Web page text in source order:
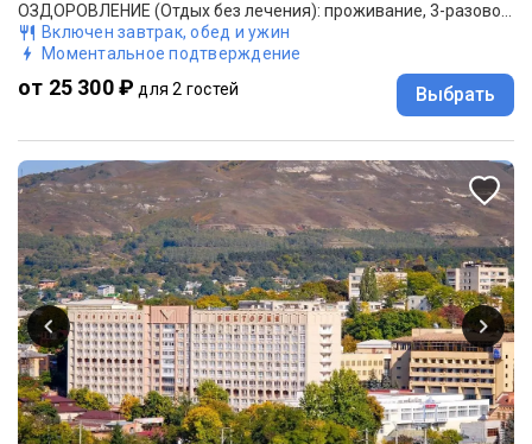
ОЗДОРОВЛЕНИЕ (Отдых без лечения): проживание, 3-разовое питание "меню-заказ"
Включен завтрак, обед и ужин
Моментальное подтверждение
от 25 300 ₽ для 2 гостей Выбрать